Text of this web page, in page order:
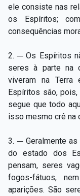
ele consiste nas
os Espíritos;
consequências
2. ─ Os Espíritos
seres à parte na
viveram na
Espíritos são,
segue que todo
isso mesmo crê na
3. ─ Geralmente
do estado dos
pensam, seres
fogos-fátuos,
aparições. São